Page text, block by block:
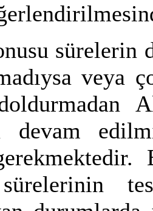
veya
devam